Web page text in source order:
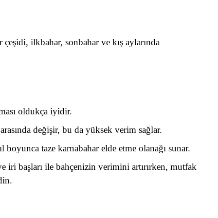
ilkbahar, sonbahar ve kış aylarında
oldukça iyidir.
değişir, bu da yüksek verim sağlar.
taze karnabahar elde etme olanağı sunar.
başları ile bahçenizin verimini artırırken, mutfak